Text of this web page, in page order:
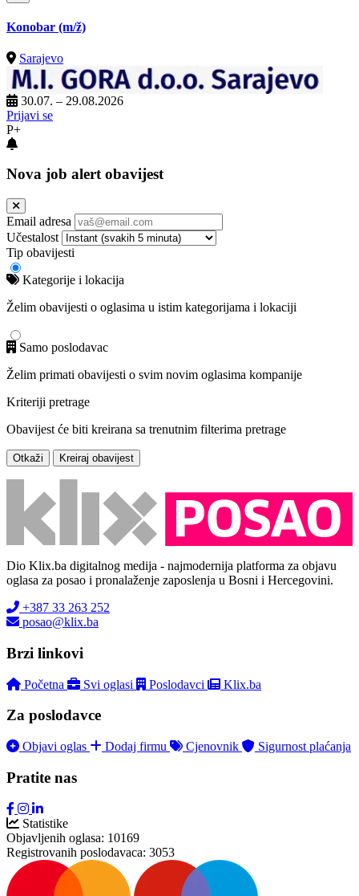
Konobar (m/ž)
Sarajevo
30.07. – 29.08.2026
Prijavi se
P+
Nova job alert obavijest
Email adresa
Učestalost
Tip obavijesti
Kategorije i lokacija
Želim obavijesti o oglasima u istim kategorijama i lokaciji
Samo poslodavac
Želim primati obavijesti o svim novim oglasima kompanije
Kriteriji pretrage
Obavijest će biti kreirana sa trenutnim filterima pretrage
Otkaži Kreiraj obavijest
Dio Klix.ba digitalnog medija - najmodernija platforma za objavu
oglasa za posao i pronalaženje zaposlenja u Bosni i Hercegovini.
+387 33 263 252
posao@klix.ba
Brzi linkovi
Početna Svi oglasi Poslodavci Klix.ba
Za poslodavce
Objavi oglas Dodaj firmu Cjenovnik Sigurnost plaćanja
Pratite nas
Statistike
Objavljenih oglasa: 10169
Registrovanih poslodavaca: 3053